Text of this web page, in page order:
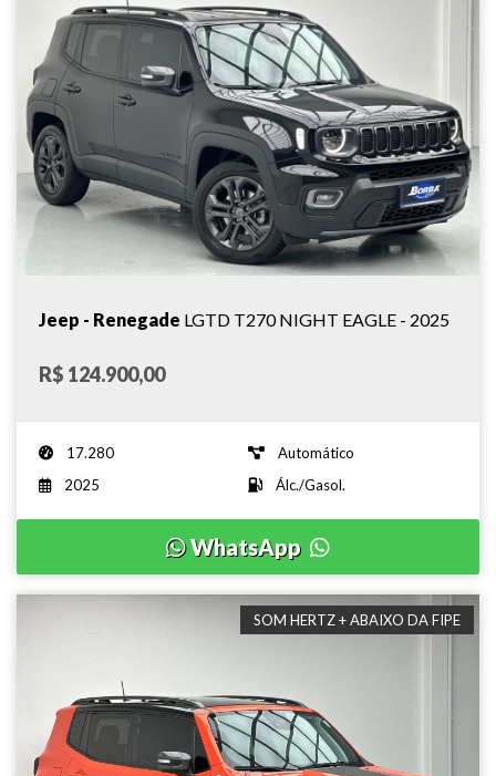
Jeep - Renegade LGTD T270 NIGHT EAGLE - 2025
R$ 124.900,00
17.280
Automático
2025
Álc./Gasol.
WhatsApp
SOM HERTZ + ABAIXO DA FIPE